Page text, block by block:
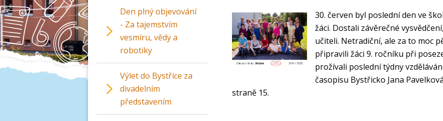
30. červen byl poslední den ve
žáci. Dostali závěrečné
učiteli. Netradiční, ale za to moc
připravili žáci 9. ročníku při
prožívali poslední týdny
časopisu Bystřicko Jana
straně 15.
Den plný objevování
- Za tajemstvím
vesmíru, vědy a
robotiky
Výlet do Bystřice za
divadelním
představením